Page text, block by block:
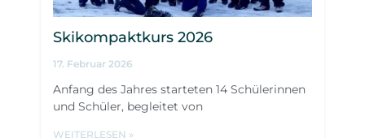
Skikompaktkurs 2026
17. Februar 2026
Anfang des Jahres starteten 14 Schülerinnen
und Schüler, begleitet von
WEITERLESEN »